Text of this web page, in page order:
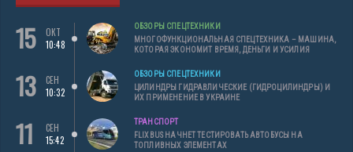
15
ОКТ
10:48
ОБЗОРЫ СПЕЦТЕХНИКИ
МНОГОФУНКЦИОНАЛЬНАЯ СПЕЦТЕХНИКА – МАШИНА,
КОТОРАЯ ЭКОНОМИТ ВРЕМЯ, ДЕНЬГИ И УСИЛИЯ
13
СЕН
10:32
ОБЗОРЫ СПЕЦТЕХНИКИ
ЦИЛИНДРЫ ГИДРАВЛИЧЕСКИЕ (ГИДРОЦИЛИНДРЫ) И
ИХ ПРИМЕНЕНИЕ В УКРАИНЕ
11
СЕН
15:42
ТРАНСПОРТ
FLIXBUS НАЧНЕТ ТЕСТИРОВАТЬ АВТОБУСЫ НА
ТОПЛИВНЫХ ЭЛЕМЕНТАХ